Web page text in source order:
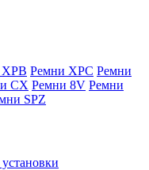
Ремни XPC Ремни
CX Ремни 8V Ремни
SPZ